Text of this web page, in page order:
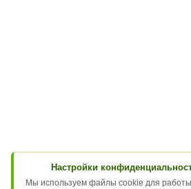
Настройки
Мы используем файлы cookie для